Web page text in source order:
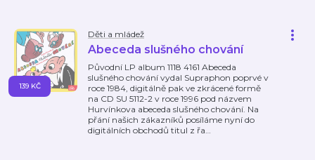
Děti a mládež
Abeceda slušného chování
Původní LP album 1118 4161 Abeceda
slušného chování vydal Supraphon poprvé v
roce 1984, digitálně pak ve zkrácené formě
na CD SU 5112-2 v roce 1996 pod názvem
Hurvínkova abeceda slušného chování. Na
přání našich zákazníků posíláme nyní do
digitálních obchodů titul z řa…
139 KČ